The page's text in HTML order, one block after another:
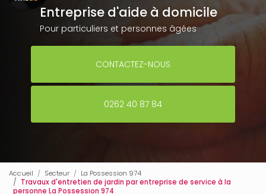
Entreprise d'aide à domicile
Pour particuliers et personnes âgées
CONTACTEZ-NOUS
0262 40 87 84
Voir le certificat
Accueil Secteur
La Possession 974
Travaux d'entretien de jardin par entreprise de service à la
personne La Possession 974